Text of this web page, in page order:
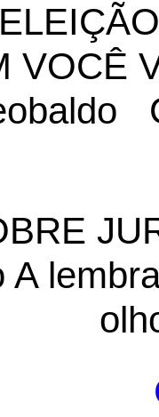
VOCÊ
A